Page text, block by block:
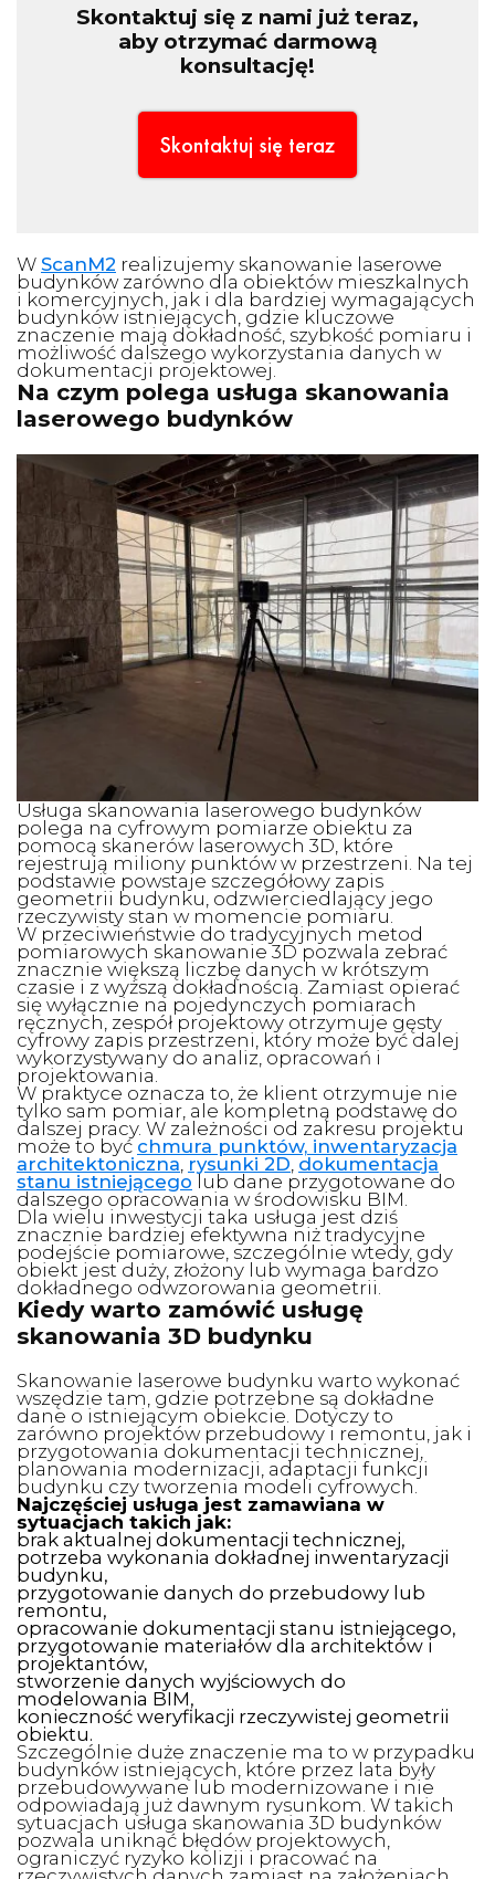
Skontaktuj się z nami już teraz,
aby otrzymać darmową
konsultację!
Skontaktuj się teraz
W ScanM2 realizujemy skanowanie laserowe
budynków zarówno dla obiektów mieszkalnych
i komercyjnych, jak i dla bardziej wymagających
budynków istniejących, gdzie kluczowe
znaczenie mają dokładność, szybkość pomiaru i
możliwość dalszego wykorzystania danych w
dokumentacji projektowej.
Na czym polega usługa skanowania
laserowego budynków
Usługa skanowania laserowego budynków
polega na cyfrowym pomiarze obiektu za
pomocą skanerów laserowych 3D, które
rejestrują miliony punktów w przestrzeni. Na tej
podstawie powstaje szczegółowy zapis
geometrii budynku, odzwierciedlający jego
rzeczywisty stan w momencie pomiaru.
W przeciwieństwie do tradycyjnych metod
pomiarowych skanowanie 3D pozwala zebrać
znacznie większą liczbę danych w krótszym
czasie i z wyższą dokładnością. Zamiast opierać
się wyłącznie na pojedynczych pomiarach
ręcznych, zespół projektowy otrzymuje gęsty
cyfrowy zapis przestrzeni, który może być dalej
wykorzystywany do analiz, opracowań i
projektowania.
W praktyce oznacza to, że klient otrzymuje nie
tylko sam pomiar, ale kompletną podstawę do
dalszej pracy. W zależności od zakresu projektu
może to być chmura punktów, inwentaryzacja
architektoniczna, rysunki 2D, dokumentacja
stanu istniejącego lub dane przygotowane do
dalszego opracowania w środowisku BIM.
Dla wielu inwestycji taka usługa jest dziś
znacznie bardziej efektywna niż tradycyjne
podejście pomiarowe, szczególnie wtedy, gdy
obiekt jest duży, złożony lub wymaga bardzo
dokładnego odwzorowania geometrii.
Kiedy warto zamówić usługę
skanowania 3D budynku
Skanowanie laserowe budynku warto wykonać
wszędzie tam, gdzie potrzebne są dokładne
dane o istniejącym obiekcie. Dotyczy to
zarówno projektów przebudowy i remontu, jak i
przygotowania dokumentacji technicznej,
planowania modernizacji, adaptacji funkcji
budynku czy tworzenia modeli cyfrowych.
Najczęściej usługa jest zamawiana w
sytuacjach takich jak:
brak aktualnej dokumentacji technicznej,
potrzeba wykonania dokładnej inwentaryzacji
budynku,
przygotowanie danych do przebudowy lub
remontu,
opracowanie dokumentacji stanu istniejącego,
przygotowanie materiałów dla architektów i
projektantów,
stworzenie danych wyjściowych do
modelowania BIM,
konieczność weryfikacji rzeczywistej geometrii
obiektu.
Szczególnie duże znaczenie ma to w przypadku
budynków istniejących, które przez lata były
przebudowywane lub modernizowane i nie
odpowiadają już dawnym rysunkom. W takich
sytuacjach usługa skanowania 3D budynków
pozwala uniknąć błędów projektowych,
ograniczyć ryzyko kolizji i pracować na